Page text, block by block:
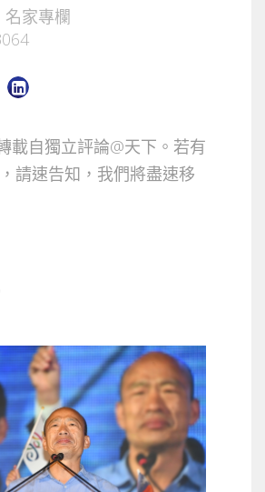
名家專欄
載自獨立評論@天下。若有
請速告知，我們將盡速移